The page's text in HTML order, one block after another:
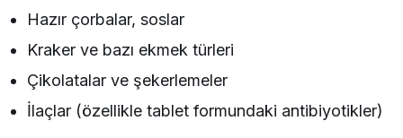
Hazır çorbalar, soslar
Kraker ve bazı ekmek türleri
Çikolatalar ve şekerlemeler
İlaçlar (özellikle tablet formundaki antibiyotikler)